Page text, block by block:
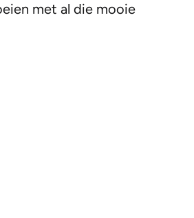
met al die mooie